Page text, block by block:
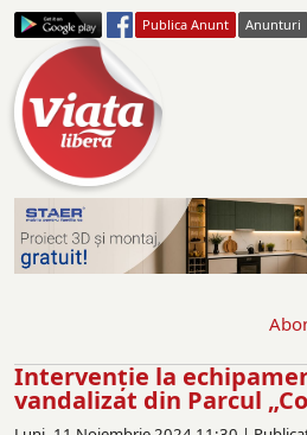
Publica Anunt Anunturi
Intervenţie la
vandalizat din Parcul